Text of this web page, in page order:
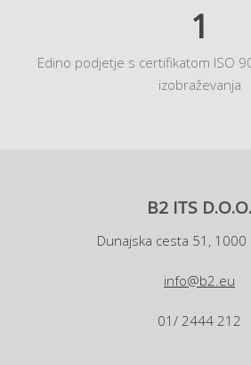
1
Edino podjetje s certifikatom ISO
izobraževanja
B2 ITS D.O.O.
Dunajska cesta 51, 1000
info@b2.eu
01/ 2444 212